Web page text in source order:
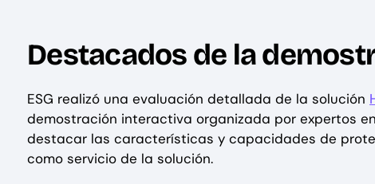
Destacados de la
ESG realizó una evaluación detallada de la solución
demostración interactiva organizada por expertos
destacar las características y capacidades de
como servicio de la solución.